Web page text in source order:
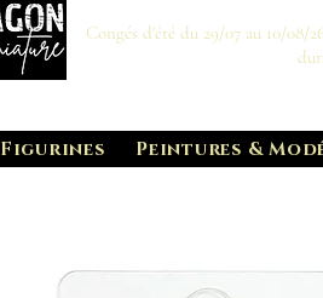
Congés d'été du 29/07 au 10/08/
Figurines Peintures &